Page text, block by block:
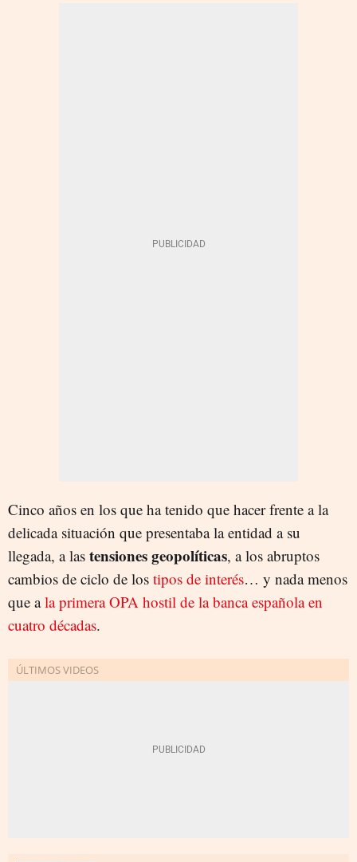
Cinco años en los que ha tenido que hacer frente a la
delicada situación que presentaba la entidad a su
llegada, a las tensiones geopolíticas, a los abruptos
cambios de ciclo de los tipos de interés… y nada menos
que ala primera OPA hostil de la banca española en
cuatro décadas.